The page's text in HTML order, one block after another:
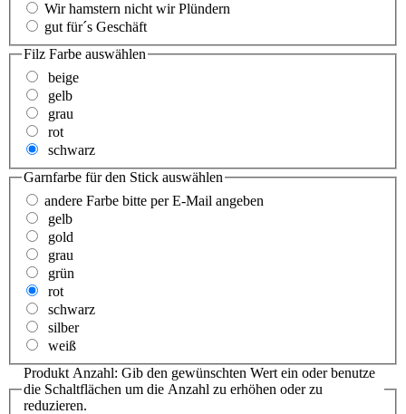
Wir hamstern nicht wir Plündern
gut für´s Geschäft
Filz Farbe auswählen
beige
gelb
grau
rot
schwarz
Garnfarbe für den Stick auswählen
andere Farbe bitte per E-Mail angeben
gelb
gold
grau
grün
rot
schwarz
silber
weiß
Produkt Anzahl: Gib den gewünschten Wert ein oder benutze
die Schaltflächen um die Anzahl zu erhöhen oder zu
reduzieren.